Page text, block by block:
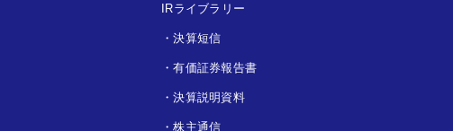
IRライブラリー
・決算短信
・有価証券報告書
・決算説明資料
・株主通信